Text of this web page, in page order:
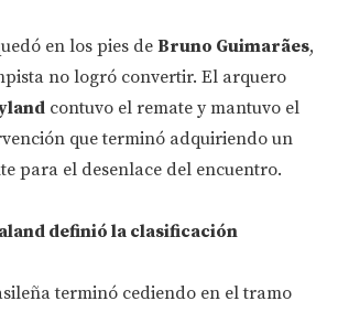
en los pies de Bruno Guimarães,
no logró convertir. El arquero
contuvo el remate y mantuvo el
que terminó adquiriendo un
para el desenlace del encuentro.
definió la clasificación
terminó cediendo en el tramo